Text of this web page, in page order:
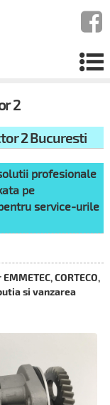
2
2 Bucuresti
profesionale
pe
service-urile
CORTECO,
si vanzarea